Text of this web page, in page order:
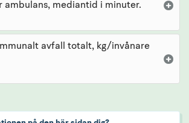
ambulans, mediantid i minuter.
avfall totalt, kg/invånare